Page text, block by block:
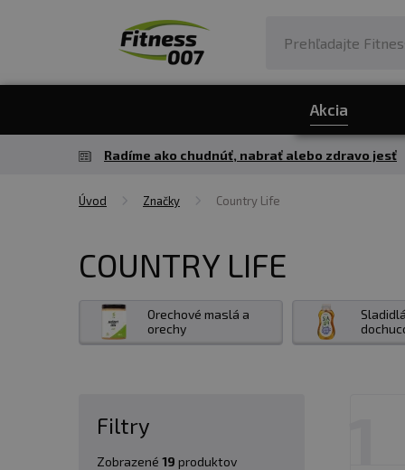
Akcia
Radíme ako chudnúť, nabrať alebo zdravo jesť
Úvod Značky Country Life
COUNTRY LIFE
Orechové maslá a
orechy
Filtry
Zobrazené 19 produktov